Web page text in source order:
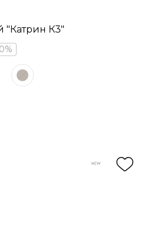
"Катрин К3"